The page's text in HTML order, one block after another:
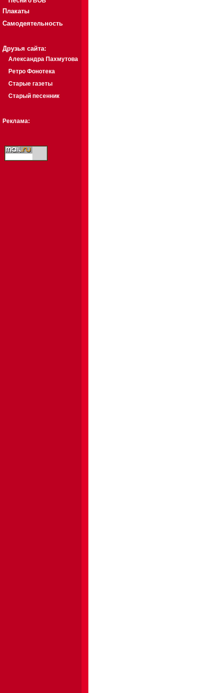
Плакаты
Самодеятельность
Друзья сайта:
Александра Пахмутова
Ретро Фонотека
Старые газеты
Старый песенник
Реклама: